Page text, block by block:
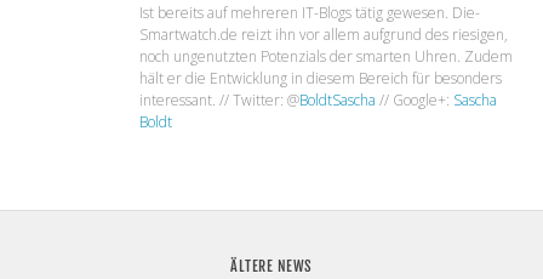
Ist bereits auf mehreren IT-Blogs tätig gewesen. Die-
Smartwatch.de reizt ihn vor allem aufgrund des riesigen,
noch ungenutzten Potenzials der smarten Uhren. Zudem
hält er die Entwicklung in diesem Bereich für besonders
interessant. // Twitter: @BoldtSascha // Google+: Sascha
Boldt
ÄLTERE NEWS